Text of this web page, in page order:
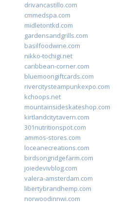
drivancastillo.com
cmmedspa.com
midletontkd.com
gardensandgrills.com
basilfoodwine.com
nikko-tochigi.net
caribbean-corner.com
bluemoongiftcards.com
rivercitysteampunkexpo.com
kchoops.net
mountainsideskateshop.com
kirtlandcitytavern.com
301nutritionspot.com
ammos-stores.com
loceanecreations.com
birdsongridgefarm.com
joiedevivblog.com
valera-amsterdam.com
libertybrandhemp.com
norwoodinnwi.com